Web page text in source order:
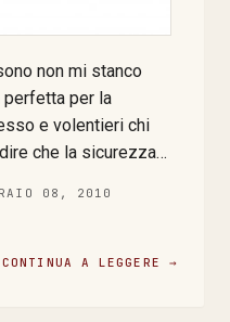
non mi stanco
perfetta per la
e volentieri chi
che la sicurezza
sempre più in alto,
08, 2010
CONTINUA A LEGGERE →